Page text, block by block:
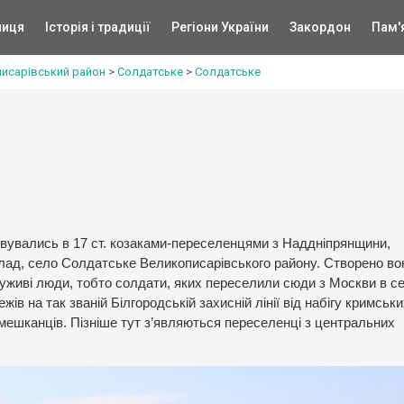
Історія і традиції Регіони України Закордон
район > Солдатське > Солдатське
в 17 ст. козаками-переселенцями з Наддніпрянщини,
село Солдатське Великописарівського району. Створено
люди, тобто солдати, яких переселили сюди з Москви в
на так званій Білгородській захисній лінії від набігу
Пізніше тут з’являються переселенці з центральних